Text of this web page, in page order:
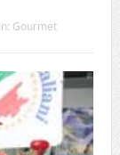
In: Gourmet